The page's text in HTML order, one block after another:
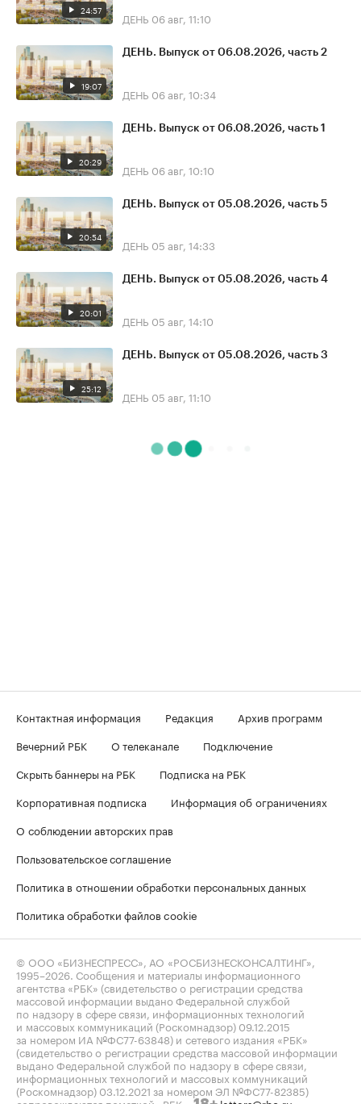
24:57 ДЕНЬ 06 авг, 11:10
19:07
ДЕНЬ. Выпуск от 06.08.2026, часть 2
ДЕНЬ 06 авг, 10:34
20:29
ДЕНЬ. Выпуск от 06.08.2026, часть 1
ДЕНЬ 06 авг, 10:10
20:54
ДЕНЬ. Выпуск от 05.08.2026, часть 5
ДЕНЬ 05 авг, 14:33
20:01
ДЕНЬ. Выпуск от 05.08.2026, часть 4
ДЕНЬ 05 авг, 14:10
25:12
ДЕНЬ. Выпуск от 05.08.2026, часть 3
ДЕНЬ 05 авг, 11:10
Контактная информация Редакция
Архив программ
Вечерний РБК
О телеканале
Подключение
Скрыть баннеры на РБК
Подписка на РБК
Корпоративная подписка
Информация об ограничениях
О соблюдении авторских прав
Пользовательское соглашение
Политика в отношении обработки персональных данных
Политика обработки файлов cookie
© ООО «БИЗНЕСПРЕСС», АО «РОСБИЗНЕСКОНСАЛТИНГ»,
1995–2026 . Сообщения и материалы информационного
агентства «РБК» (свидетельство о регистрации средства
массовой информации выдано Федеральной службой
по надзору в сфере связи, информационных технологий
и массовых коммуникаций (Роскомнадзор) 09.12.2015
за номером ИА №ФС77-63848) и сетевого издания «РБК»
(свидетельство о регистрации средства массовой информации
выдано Федеральной службой по надзору в сфере связи,
информационных технологий и массовых коммуникаций
(Роскомнадзор) 03.12.2021 за номером ЭЛ №ФС77-82385)